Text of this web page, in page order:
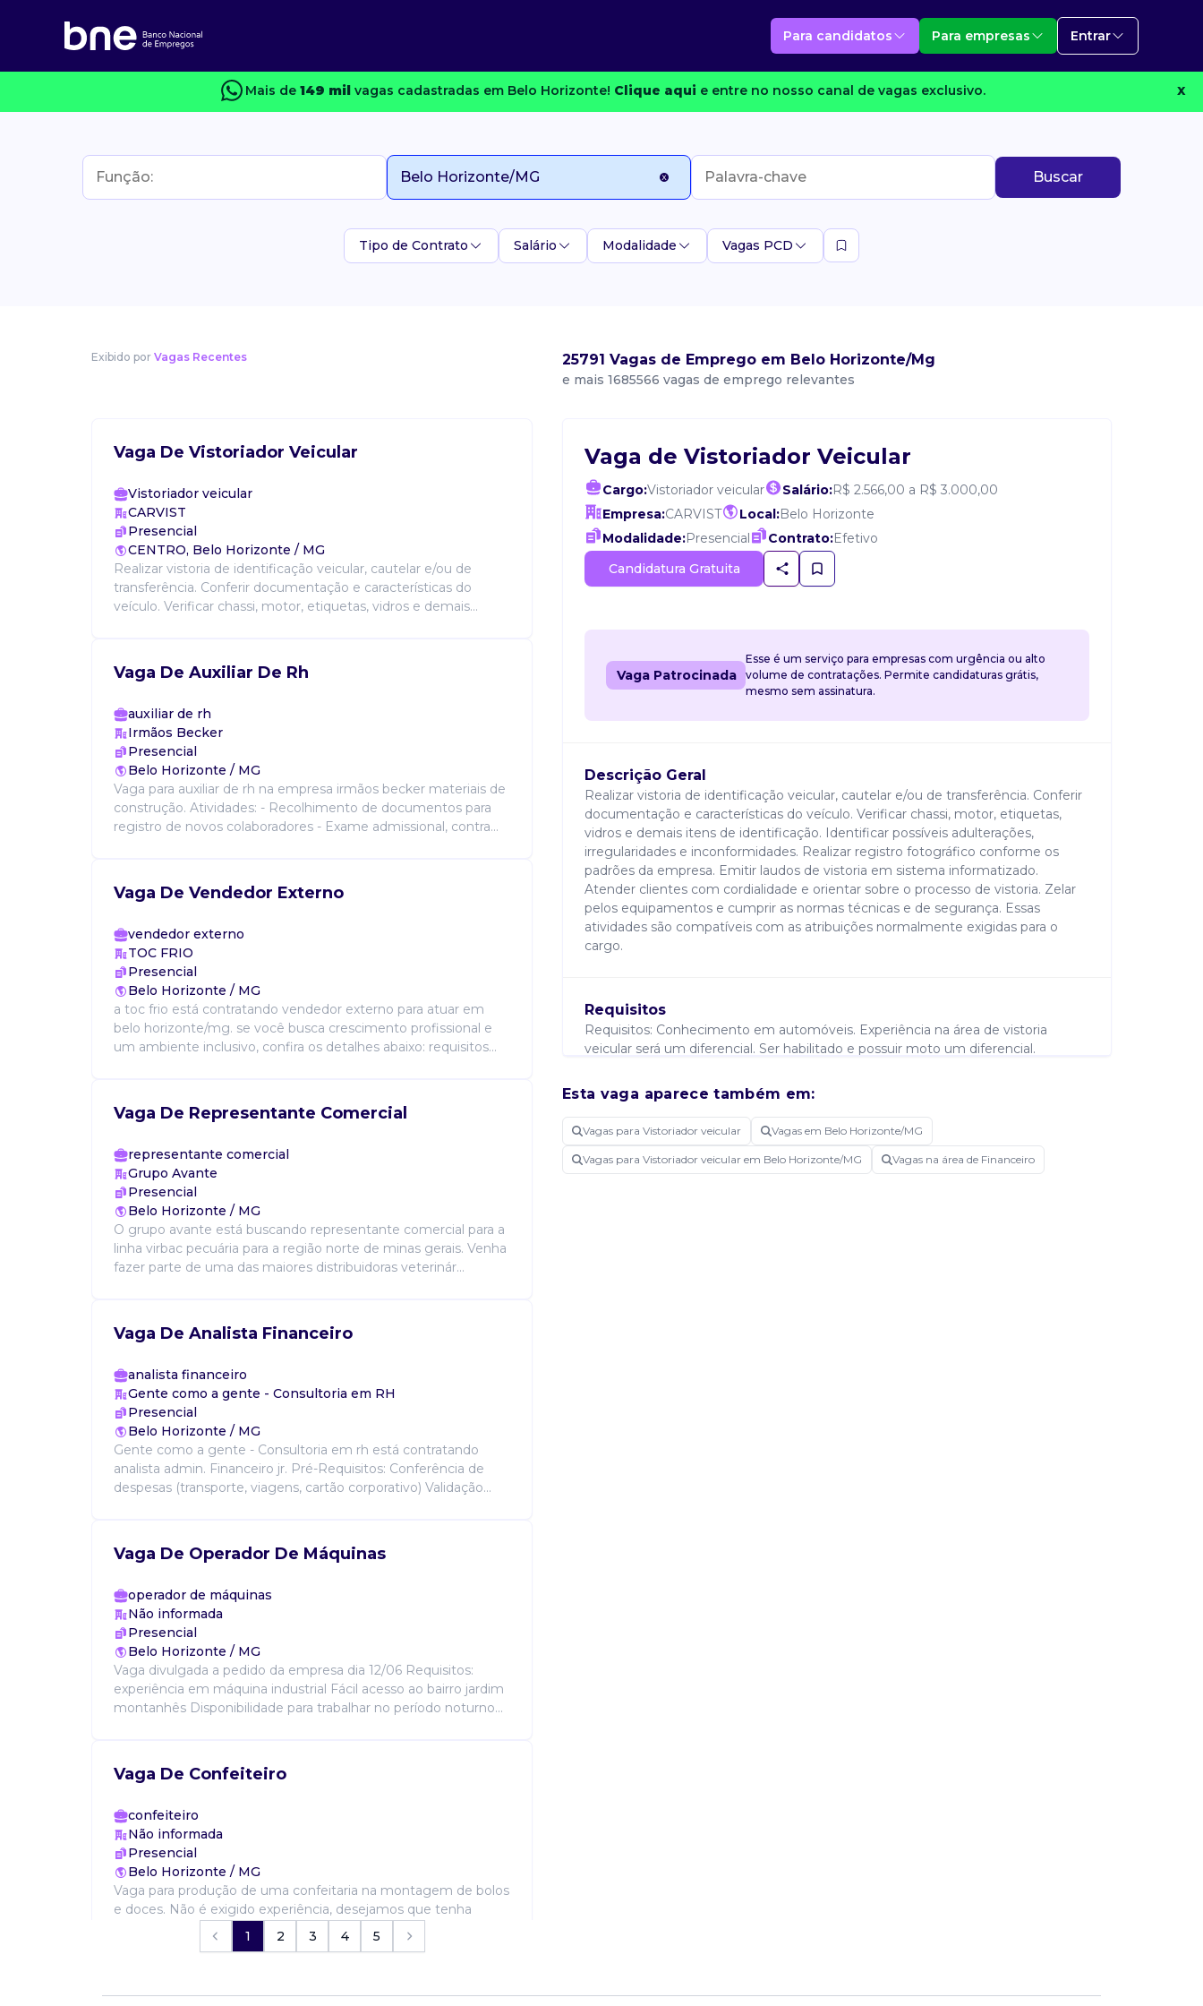
Para candidatos Para empresas Entrar
Mais de 149 milvagas cadastradas em Belo Horizonte! Clique aqui e entre no nosso canal de vagas exclusivo. X
Buscar
Tipo de Contrato Salário Modalidade Vagas PCD
Exibido por Vagas Recentes 25791 Vagas de Emprego em Belo Horizonte/Mg
e mais 1685566 vagas de emprego relevantes
Vaga De Vistoriador Veicular
Vistoriador veicular
CARVIST
Presencial
CENTRO, Belo Horizonte / MG
Realizar vistoria de identificação veicular, cautelar e/ou de
transferência. Conferir documentação e características do
veículo. Verificar chassi, motor, etiquetas, vidros e demais...
Vaga De Auxiliar De Rh
auxiliar de rh
Irmãos Becker
Presencial
Belo Horizonte / MG
Vaga para auxiliar de rh na empresa irmãos becker materiais de
construção. Atividades: - Recolhimento de documentos para
registro de novos colaboradores - Exame admissional, contra...
Vaga De Vendedor Externo
vendedor externo
TOC FRIO
Presencial
Belo Horizonte / MG
a toc frio está contratando vendedor externo para atuar em
belo horizonte/mg. se você busca crescimento profissional e
um ambiente inclusivo, confira os detalhes abaixo: requisitos...
Vaga De Representante Comercial
representante comercial
Grupo Avante
Presencial
Belo Horizonte / MG
O grupo avante está buscando representante comercial para a
linha virbac pecuária para a região norte de minas gerais. Venha
fazer parte de uma das maiores distribuidoras veterinár...
Vaga De Analista Financeiro
analista financeiro
Gente como a gente - Consultoria em RH
Presencial
Belo Horizonte / MG
Gente como a gente - Consultoria em rh está contratando
analista admin. Financeiro jr. Pré-Requisitos: Conferência de
despesas (transporte, viagens, cartão corporativo) Validação...
Vaga De Operador De Máquinas
operador de máquinas
Não informada
Presencial
Belo Horizonte / MG
Vaga divulgada a pedido da empresa dia 12/06 Requisitos:
experiência em máquina industrial Fácil acesso ao bairro jardim
montanhês Disponibilidade para trabalhar no período noturno...
Vaga De Confeiteiro
confeiteiro
Não informada
Presencial
Belo Horizonte / MG
Vaga para produção de uma confeitaria na montagem de bolos
e doces. Não é exigido experiência, desejamos que tenha
muito boa vontade em aprender técnicas da confeitaria.
1 2 3 4 5
Vaga de Vistoriador Veicular
Cargo:Vistoriador veicular Salário:R$ 2.566,00 a R$ 3.000,00
Empresa:CARVIST Local:Belo Horizonte
Modalidade:Presencial Contrato:Efetivo
Candidatura Gratuita
Vaga Patrocinada
Esse é um serviço para empresas com urgência ou alto
volume de contratações. Permite candidaturas grátis,
mesmo sem assinatura.
Descrição Geral
Realizar vistoria de identificação veicular, cautelar e/ou de transferência. Conferir
documentação e características do veículo. Verificar chassi, motor, etiquetas,
vidros e demais itens de identificação. Identificar possíveis adulterações,
irregularidades e inconformidades. Realizar registro fotográfico conforme os
padrões da empresa. Emitir laudos de vistoria em sistema informatizado.
Atender clientes com cordialidade e orientar sobre o processo de vistoria. Zelar
pelos equipamentos e cumprir as normas técnicas e de segurança. Essas
atividades são compatíveis com as atribuições normalmente exigidas para o
cargo.
Requisitos
Requisitos: Conhecimento em automóveis. Experiência na área de vistoria
veicular será um diferencial. Ser habilitado e possuir moto um diferencial.
Candidatura Gratuita
Esta vaga aparece também em:
Vagas para Vistoriador veicular Vagas em Belo Horizonte/MG
Vagas para Vistoriador veicular em Belo Horizonte/MG Vagas na área de Financeiro